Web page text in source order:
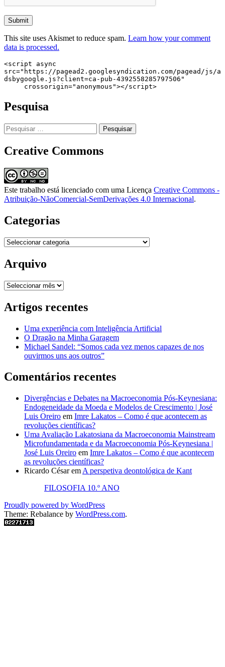
This site uses Akismet to reduce spam. Learn how your comment
data is processed.
<script async
src="https://pagead2.googlesyndication.com/pagead/js/a
dsbygoogle.js?client=ca-pub-4392558285797506"
     crossorigin="anonymous"></script>
Pesquisa
Pesquisar
por:
Creative Commons
Este trabalho está licenciado com uma Licença Creative Commons -
Atribuição-NãoComercial-SemDerivações 4.0 Internacional.
Categorias
Categorias
Arquivo
Arquivo
Artigos recentes
Uma experiência com Inteligência Artificial
O Dragão na Minha Garagem
Michael Sandel: “Somos cada vez menos capazes de nos
ouvirmos uns aos outros”
Comentários recentes
Divergências e Debates na Macroeconomia Pós-Keynesiana:
Endogeneidade da Moeda e Modelos de Crescimento | José
Luis Oreiro em Imre Lakatos – Como é que acontecem as
revoluções científicas?
Uma Avaliação Lakatosiana da Macroeconomia Mainstream
Microfundamentada e da Macroeconomia Pós-Keynesiana |
José Luis Oreiro em Imre Lakatos – Como é que acontecem
as revoluções científicas?
Ricardo Césarem A perspetiva deontológica de Kant
FILOSOFIA 10.º ANO
Proudly powered by WordPress
Theme: Rebalance by WordPress.com.